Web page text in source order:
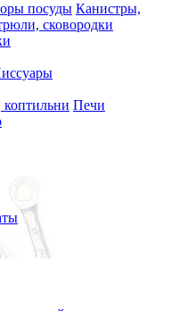
посуды Канистры,
сковородки
Печи